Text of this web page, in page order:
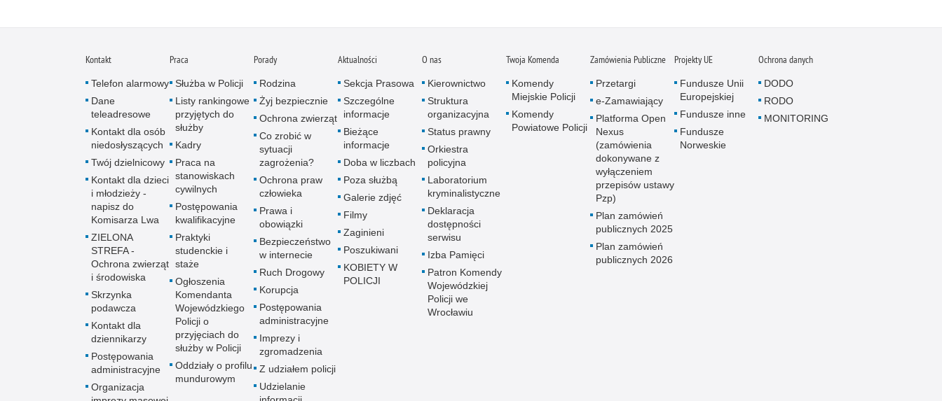
Kontakt
Telefon alarmowy
Dane
teleadresowe
Kontakt dla osób
niedosłyszących
Twój dzielnicowy
Kontakt dla dzieci
i młodzieży -
napisz do
Komisarza Lwa
ZIELONA
STREFA -
Ochrona zwierząt
i środowiska
Skrzynka
podawcza
Kontakt dla
dziennikarzy
Postępowania
administracyjne
Organizacja
Praca
Służba w Policji
Listy rankingowe
przyjętych do
służby
Kadry
Praca na
stanowiskach
cywilnych
Postępowania
kwalifikacyjne
Praktyki
studenckie i
staże
Ogłoszenia
Komendanta
Wojewódzkiego
Policji o
przyjęciach do
służby w Policji
Oddziały o profilu
mundurowym
Porady
Rodzina
Żyj bezpiecznie
Ochrona zwierząt
Co zrobić w
sytuacji
zagrożenia?
Ochrona praw
człowieka
Prawa i
obowiązki
Bezpieczeństwo
w internecie
Ruch Drogowy
Korupcja
Postępowania
administracyjne
Imprezy i
zgromadzenia
Z udziałem policji
Udzielanie
Aktualności
Sekcja Prasowa
Szczególne
informacje
Bieżące
informacje
Doba w liczbach
Poza służbą
Galerie zdjęć
Filmy
Zaginieni
Poszukiwani
KOBIETY W
POLICJI
O nas
Kierownictwo
Struktura
organizacyjna
Status prawny
Orkiestra
policyjna
Laboratorium
kryminalistyczne
Deklaracja
dostępności
serwisu
Izba Pamięci
Patron Komendy
Wojewódzkiej
Policji we
Wrocławiu
Twoja Komenda
Komendy
Miejskie Policji
Komendy
Powiatowe Policji
Zamówienia Publiczne
Przetargi
e-Zamawiający
Platforma Open
Nexus
(zamówienia
dokonywane z
wyłączeniem
przepisów ustawy
Pzp)
Plan zamówień
publicznych 2025
Plan zamówień
publicznych 2026
Projekty UE
Fundusze Unii
Europejskiej
Fundusze inne
Fundusze
Norweskie
Ochrona danych
DODO
RODO
MONITORING